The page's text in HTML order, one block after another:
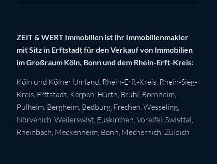
ZEIT & WERT Immobilien ist Ihr Immobilienmakler
mit Sitz in Erftstadt für den Verkauf von Immobilien
im Großraum Köln, Bonn und dem Rhein-Erft-Kreis:
Köln und Kölner Umland, Rhein-Erft-Kreis Rhein-Sieg-
Kreis Erftstadt Kerpen Hürth Brühl Bornheim
Pulheim Bergheim Bedburg, Frechen Wesseling,
Nörvenich Weilerswist Euskirchen , Voreifel, Swisttal
Rheinbach Meckenheim Bonn Mechernich Zülpich